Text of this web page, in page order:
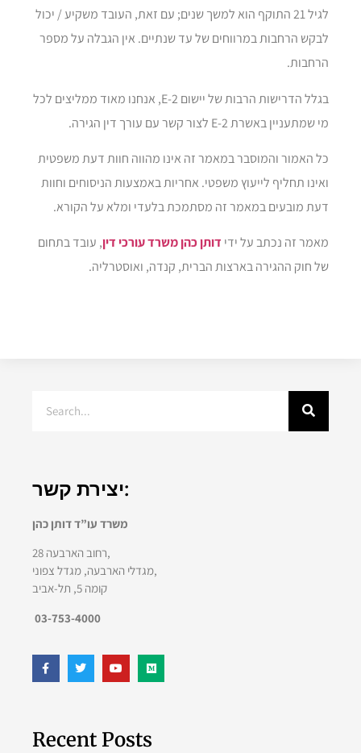
לגיל 21 התוקף הוא למשך שנים; עם זאת, העובד משקיע / יכול
לבקש הרחבות במרווחים של עד שנתיים. אין הגבלה על מספר
הרחבות.
בגלל הדרישות הרבות של יישום E-2, אנחנו מאוד ממליצים לכל
מי שמתעניין באשרת E-2 לצור קשר עם עורך דין הגירה.
כל האמור והמוסבר במאמר זה אינו מהווה חוות דעת משפטית
ואינו תחליף לייעוץ משפטי. אחריות באמצעות הניסוחים וחוות
דעת מובעים במאמר זה מסתמכת בלעדי ומלא על הקורא.
מאמר זה נכתב על ידי דותן כהן משרד עורכי דין, עובד בתחום
של חוק ההגירה בארצות הברית, קנדה, ואוסטרליה.
יצירת קשר:
משרד עו”ד דותן כהן
רחוב הארבעה 28,
מגדלי הארבעה, מגדל צפוני,
קומה 5, תל-אביב
03-753-4000
Recent Posts